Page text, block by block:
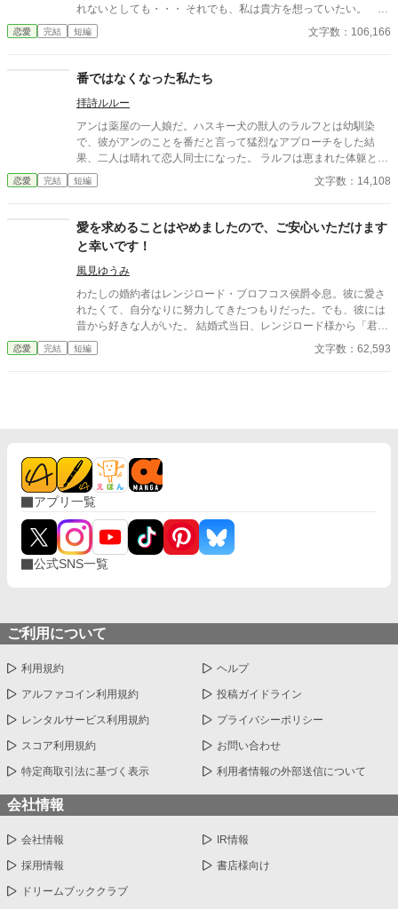
れないとしても・・・ それでも、私は貴方を想っていたい。 独
り過ごす刻もそれだけで幸せを感じられた。たった一つの希望
恋愛 完結 短編 文字数：106,166
番ではなくなった私たち
拝詩ルルー
アンは薬屋の一人娘だ。ハスキー犬の獣人のラルフとは幼馴染
で、彼がアンのことを番だと言って猛烈なアプローチをした結
果、二人は晴れて恋人同士になった。 ラルフは恵まれた体躯と素
晴らしい剣の腕前から、勇者パーティーにスカウトされ、魔王討
伐の旅について行くことに。 ──それから二年後。魔王は倒され
ラルフの恋の行方は……？ ※全５話の短編です。
恋愛 完結 短編 文字数：14,108
愛を求めることはやめましたので、ご安心いただけます
と幸いです！
風見ゆうみ
わたしの婚約者はレンジロード・ブロフコス侯爵令息。彼に愛さ
れたくて、自分なりに努力してきたつもりだった。でも、彼には
昔から好きな人がいた。 結婚式当日、レンジロード様から「君も
知っていると思うが、私には愛する女性がいる。君と結婚して
も、彼女のことを忘れたくないから忘れない。そして、私と君の
気がついたレンジロード様が、なぜかわたしにかまうようになり
――
恋愛 完結 短編 文字数：62,593
アプリ一覧
公式SNS一覧
ご利用について
利用規約 ヘルプ
アルファコイン利用規約 投稿ガイドライン
レンタルサービス利用規約 プライバシーポリシー
スコア利用規約 お問い合わせ
特定商取引法に基づく表示 利用者情報の外部送信について
会社情報
会社情報 IR情報
採用情報 書店様向け
ドリームブッククラブ